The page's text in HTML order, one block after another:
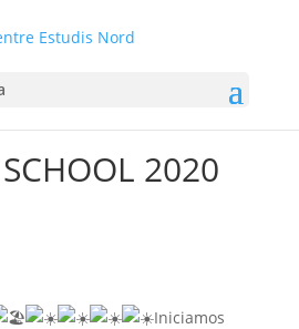
2020
Iniciamos